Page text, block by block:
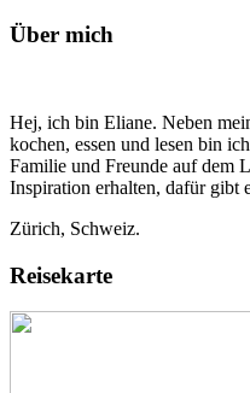
Über mich
Hej, ich bin Eliane. Neben
kochen, essen und lesen bin
Familie und Freunde auf dem
Inspiration erhalten, dafür gibt
Zürich, Schweiz.
Reisekarte